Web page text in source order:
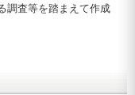
調査等を踏まえて作成